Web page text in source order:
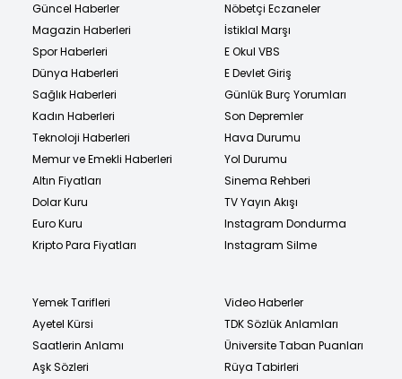
Güncel Haberler
Magazin Haberleri
Spor Haberleri
Dünya Haberleri
Sağlık Haberleri
Kadın Haberleri
Teknoloji Haberleri
Memur ve Emekli Haberleri
Altın Fiyatları
Dolar Kuru
Euro Kuru
Kripto Para Fiyatları
Nöbetçi Eczaneler
İstiklal Marşı
E Okul VBS
E Devlet Giriş
Günlük Burç Yorumları
Son Depremler
Hava Durumu
Yol Durumu
Sinema Rehberi
TV Yayın Akışı
Instagram Dondurma
Instagram Silme
Yemek Tarifleri
Ayetel Kürsi
Saatlerin Anlamı
Aşk Sözleri
Video Haberler
TDK Sözlük Anlamları
Üniversite Taban Puanları
Rüya Tabirleri